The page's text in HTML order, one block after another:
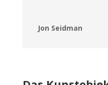
Jon Seidman